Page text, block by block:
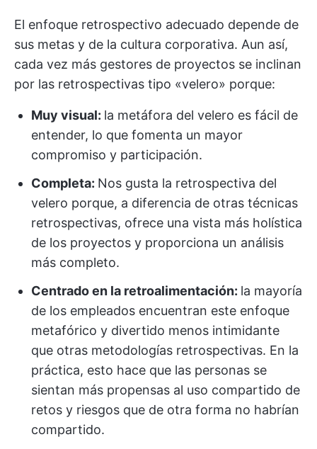
El enfoque retrospectivo adecuado depende de
sus metas y de la cultura corporativa. Aun así,
cada vez más gestores de proyectos se inclinan
por las retrospectivas tipo «velero» porque:
Muy visual: la metáfora del velero es fácil de
entender, lo que fomenta un mayor
compromiso y participación.
Completa: Nos gusta la retrospectiva del
velero porque, a diferencia de otras técnicas
retrospectivas, ofrece una vista más holística
de los proyectos y proporciona un análisis
más completo.
Centrado en la retroalimentación: la mayoría
de los empleados encuentran este enfoque
metafórico y divertido menos intimidante
que otras metodologías retrospectivas. En la
práctica, esto hace que las personas se
sientan más propensas al uso compartido de
retos y riesgos que de otra forma no habrían
compartido.